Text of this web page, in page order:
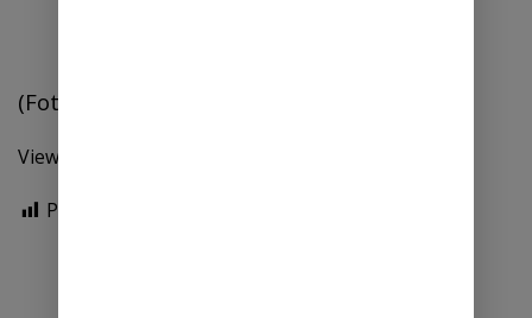
(Foto Diskominfostan Deli Serdang)
Views: 13
Post Views: